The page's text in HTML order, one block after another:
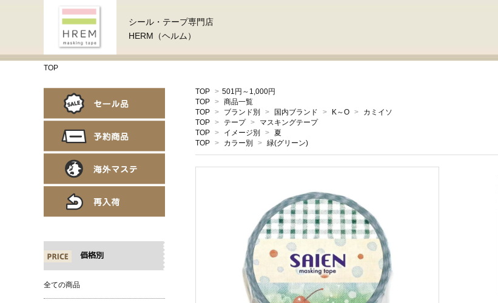
シール・テープ専門店
HERM（ヘルム）
TOP
TOP > 501円～1,000円
TOP > 商品一覧
TOP > ブランド別 > 国内ブランド > K～O >
カミイソ
TOP > テープ >
マスキングテープ
TOP > イメージ別 > 夏
TOP > カラー別 > 緑(グリーン)
価格別
全ての商品